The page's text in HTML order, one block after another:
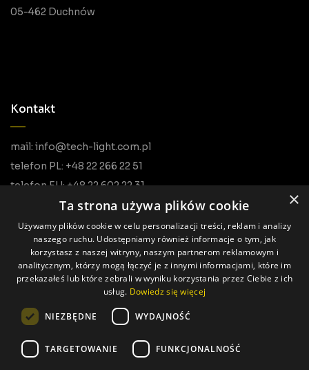
05-462 Duchnów
Kontakt
mail: info@tech-light.com.pl
telefon PL: +48 22 266 22 51
telefon EU: +48 22 602 22 31
Wszystkie prawa zastrzeżone © Tech Light
Realizacja: Pageart
×
Ta strona używa plików cookie
Używamy plików cookie w celu personalizacji treści, reklam i analizy
naszego ruchu. Udostępniamy również informacje o tym, jak
korzystasz z naszej witryny, naszym partnerom reklamowym i
analitycznym, którzy mogą łączyć je z innymi informacjami, które im
przekazałeś lub które zebrali w wyniku korzystania przez Ciebie z ich
usług. Dowiedz się więcej
NIEZBĘDNE WYDAJNOŚĆ
TARGETOWANIE FUNKCJONALNOŚĆ